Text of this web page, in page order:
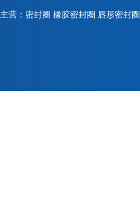
主营：密封圈 橡胶密封圈 唇形密封圈